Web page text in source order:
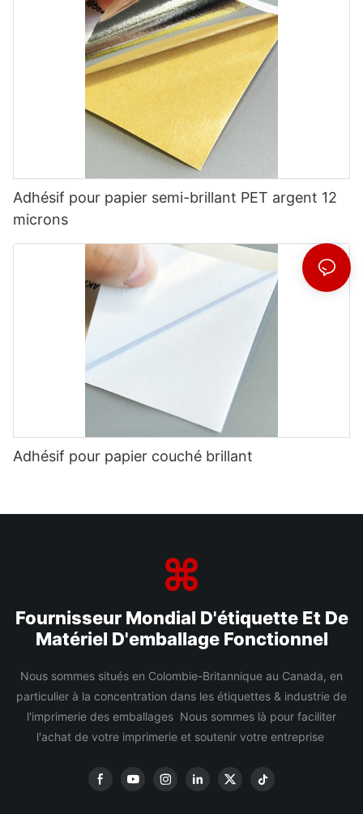
Adhésif pour papier semi-brillant PET argent 12
microns
Adhésif pour papier couché brillant
Fournisseur Mondial D'étiquette Et De
Matériel D'emballage Fonctionnel
Nous sommes situés en Colombie-Britannique au Canada, en
particulier à la concentration dans les étiquettes & industrie de
l'imprimerie des emballages Nous sommes là pour faciliter
l'achat de votre imprimerie et soutenir votre entreprise